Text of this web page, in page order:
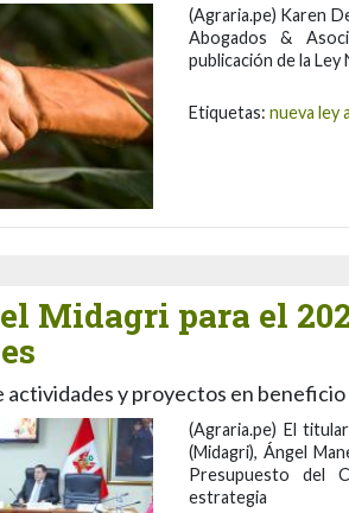
(Agraria.pe) Karen
Abogados &
publicación de la Ley
Etiquetas: nueva ley
Midagri para el
actividades y proyectos en
(Agraria.pe) El
(Midagri), Ángel
Presupuesto del
estrategia